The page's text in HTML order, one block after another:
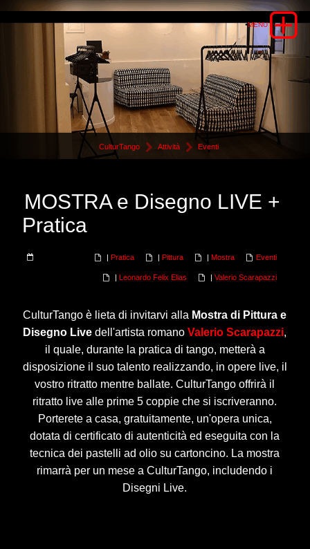
CulturTango Attività Eventi
MOSTRA e Disegno LIVE +
Pratica
Eventi
|Mostra
|Pittura
|Pratica
|Valerio Scarapazzi
|Leonardo Felix Elias
CulturTango è lieta di invitarvi alla Mostra di Pittura e
Disegno Live dell'artista romanoValerio Scarapazzi,
il quale, durante la pratica di tango, metterà a
disposizione il suo talento realizzando, in opere live, il
vostro ritratto mentre ballate. CulturTango offrirà il
ritratto live alle prime 5 coppie che si iscriveranno.
Porterete a casa, gratuitamente, un'opera unica,
dotata di certificato di autenticità ed eseguita con la
tecnica dei pastelli ad olio su cartoncino. La mostra
rimarrà per un mese a CulturTango, includendo i
Disegni Live.